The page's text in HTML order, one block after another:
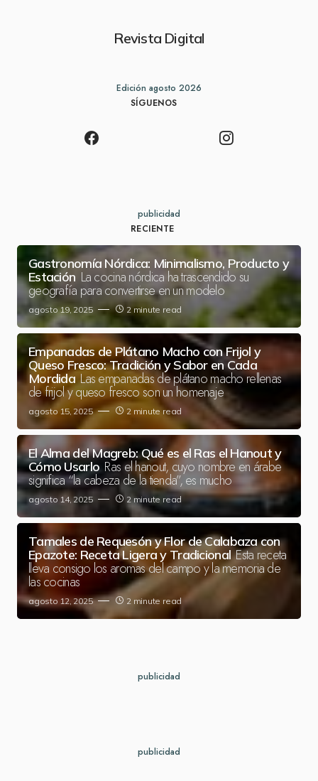
Revista Digital
Edición agosto 2026
SÍGUENOS
publicidad
RECIENTE
Gastronomía Nórdica: Minimalismo, Producto y
Estación La cocina nórdica ha trascendido su
geografía para convertirse en un modelo
agosto 19, 2025 2 minute read
Empanadas de Plátano Macho con Frijol y
Queso Fresco: Tradición y Sabor en Cada
Mordida Las empanadas de plátano macho rellenas
de frijol y queso fresco son un homenaje
agosto 15, 2025 2 minute read
El Alma del Magreb: Qué es el Ras el Hanout y
Cómo Usarlo Ras el hanout, cuyo nombre en árabe
significa “la cabeza de la tienda”, es mucho
agosto 14, 2025 2 minute read
Tamales de Requesón y Flor de Calabaza con
Epazote: Receta Ligera y Tradicional Esta receta
lleva consigo los aromas del campo y la memoria de
las cocinas
agosto 12, 2025 2 minute read
publicidad
publicidad